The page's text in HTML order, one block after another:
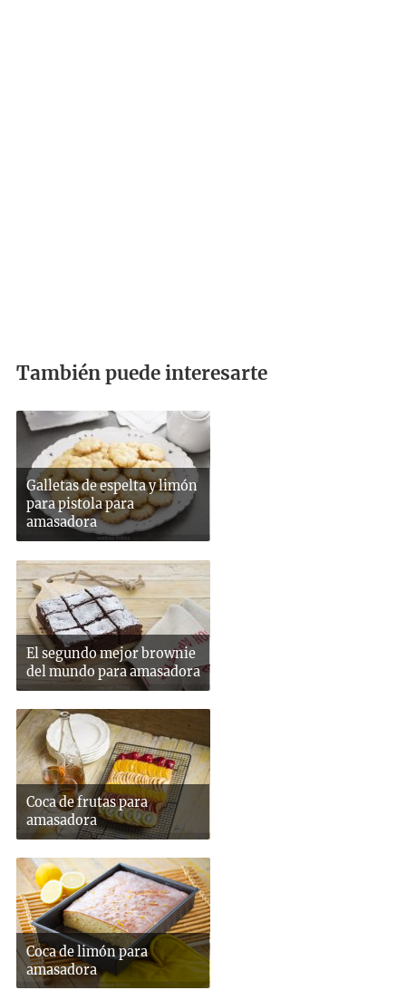
También puede interesarte
Galletas de espelta y limón
para pistola para
amasadora
El segundo mejor brownie
del mundo para amasadora
Coca de frutas para
amasadora
Coca de limón para
amasadora